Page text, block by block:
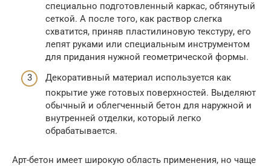
специально подготовленный каркас, обтянутый
сеткой. А после того, как раствор слегка
схватится, приняв пластилиновую текстуру, его
лепят руками или специальным инструментом
для придания нужной геометрической формы.
Декоративный материал используется как
покрытие уже готовых поверхностей. Выделяют
обычный и облегченный бетон для наружной и
внутренней отделки, который легко
обрабатывается.
Арт-бетон имеет широкую область применения, но чаще